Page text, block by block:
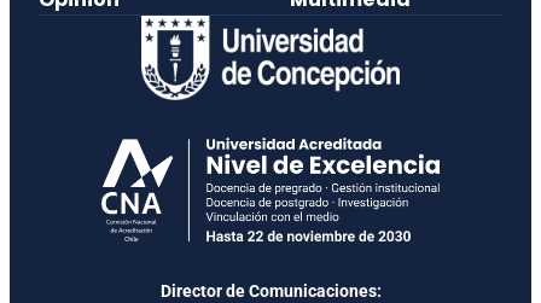
Director de Comunicaciones: